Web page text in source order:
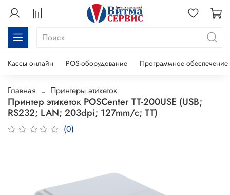
Кассы онлайн POS-оборудование Программное обеспечение
Главная Принтеры этикеток
Принтер этикеток POSCenter TT-200USE (USB;
RS232; LAN; 203dpi; 127mm/c; TT)
(0)